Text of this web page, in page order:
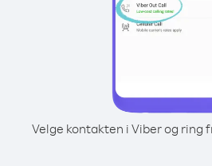
Velge kontakten i Viber og ring